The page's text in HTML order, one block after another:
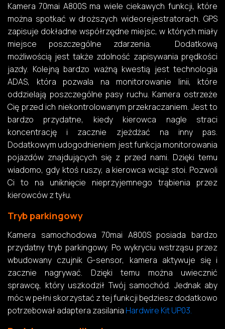
Kamera 70mai A800S ma wiele ciekawych funkcji, które
można spotkać w droższych wideorejestratorach. GPS
zapisuje dokładne współrzędne miejsc, w których miały
miejsce poszczególne zdarzenia. Dodatkową
możliwością jest także zdolność zapisywania prędkości
jazdy. Kolejną bardzo ważną kwestią jest technologia
ADAS, która pozwala na monitorowanie linii, które
oddzielają poszczególne pasy ruchu. Kamera ostrzeże
Cię przed ich niekontrolowanym przekraczaniem. Jest to
bardzo przydatne, kiedy kierowca nagle straci
koncentrację i zacznie zjeżdżać na inny pas.
Dodatkowym udogodnieniem jest funkcja monitorowania
pojazdów znajdujących się z przed nami. Dzięki temu
wiadomo, gdy ktoś ruszy, a kierowca wciąż stoi. Pozwoli
Ci to na uniknięcie nieprzyjemnego trąbienia przez
kierowców z tyłu.
Tryb parkingowy
Kamera samochodowa 70mai A800S posiada bardzo
przydatny tryb parkingowy. Po wykryciu wstrząsu przez
wbudowany czujnik G-sensor, kamera aktywuje się i
zacznie nagrywać. Dzięki temu można uwiecznić
sprawcę, który uszkodził Twój samochód. Jednak aby
móc w pełni skorzystać z tej funkcji będziesz dodatkowo
potrzebował adaptera zasilania Hardwire Kit UP03.